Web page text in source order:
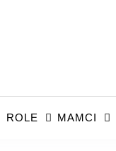
ROLE MAMCI